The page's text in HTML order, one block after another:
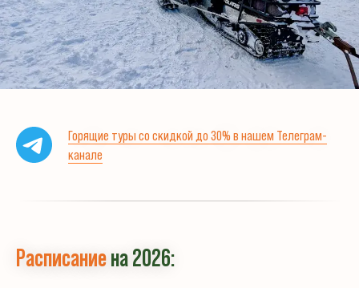
Горящие туры со скидкой до 30% в нашем Телеграм-
канале
Расписаниена 2026: